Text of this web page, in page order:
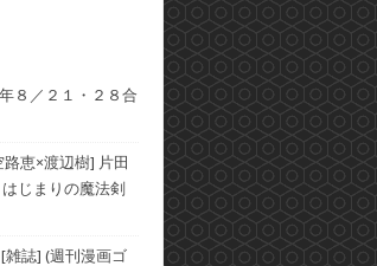
８／２１・２８合
恵×渡辺樹] 片田
じまりの魔法剣
雑誌] (週刊漫画ゴ